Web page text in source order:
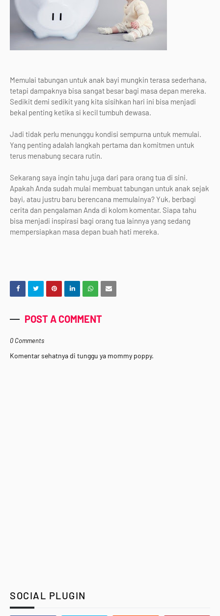
Memulai tabungan untuk anak bayi mungkin terasa sederhana,
tetapi dampaknya bisa sangat besar bagi masa depan mereka.
Sedikit demi sedikit yang kita sisihkan hari ini bisa menjadi
bekal penting ketika si kecil tumbuh dewasa.
Jadi tidak perlu menunggu kondisi sempurna untuk memulai.
Yang penting adalah langkah pertama dan komitmen untuk
terus menabung secara rutin.
Sekarang saya ingin tahu juga dari para orang tua di sini.
Apakah Anda sudah mulai membuat tabungan untuk anak sejak
bayi, atau justru baru berencana memulainya? Yuk, berbagi
cerita dan pengalaman Anda di kolom komentar. Siapa tahu
bisa menjadi inspirasi bagi orang tua lainnya yang sedang
mempersiapkan masa depan buah hati mereka.
POST A COMMENT
0 Comments
Komentar sehatnya di tunggu ya mommy poppy.
SOCIAL PLUGIN